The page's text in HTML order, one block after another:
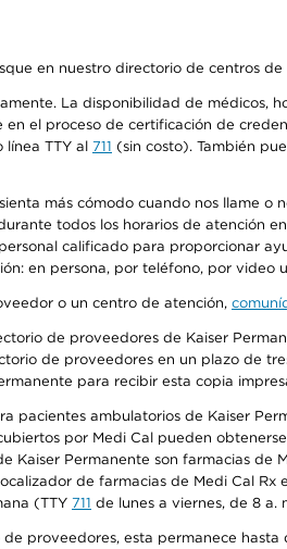
en nuestro directorio de centros de
La disponibilidad de médicos,
el proceso de certificación de
TTY al 711 (sin costo). También
más cómodo cuando nos llame
todos los horarios de atención
calificado para proporcionar
en persona, por teléfono, por video
o un centro de atención,
de proveedores de Kaiser
de proveedores en un plazo de
para recibir esta copia
pacientes ambulatorios de Kaiser
por Medi Cal pueden
Kaiser Permanente son farmacias
de farmacias de Medi Cal Rx
(TTY 711 de lunes a viernes, de 8 a.
proveedores, esta permanece